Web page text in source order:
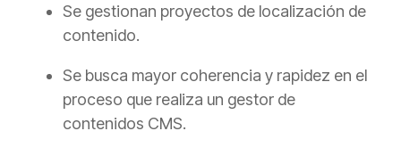
Se gestionan proyectos de localización de
contenido.
Se busca mayor coherencia y rapidez en el
proceso que realiza un gestor de
contenidos CMS.